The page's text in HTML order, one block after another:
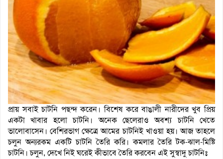
প্রায় সবাই চাটনি পছন্দ করেন। বিশেষ করে বাঙালী নারীদের খুব প্রিয়
একটা খাবার হলো চাটনি। অনেক ছেলেরাও অবশ্য চাটনি খেতে
ভালোবাসেন। বেশিরভাগ ক্ষেত্রে আমের চাটনিই খাওয়া হয়। আজ তাহলে
চলুন অন্যরকম একটি চাটনি তৈরি করি। কমলার তৈরি টক-ঝাল-মিষ্টি
চাটনি। চলুন, দেখে নিই ঘরেই কীভাবে তৈরি করবেন এই সুস্বাদু চাটনিঃ